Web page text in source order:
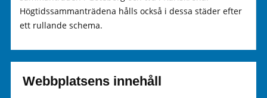
Högtidssammanträdena hålls också i dessa städer efter
ett rullande schema.
Webbplatsens innehåll